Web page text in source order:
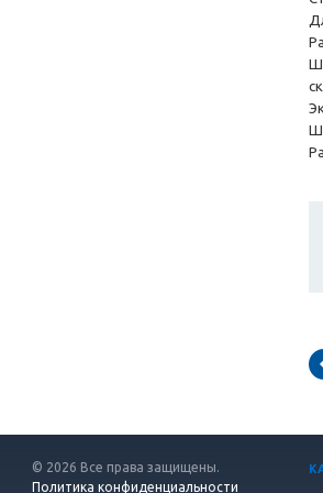
© 2026 Все права защищены.
Политика конфиденциальности